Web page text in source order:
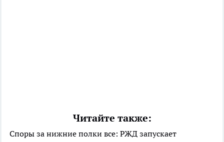
Читайте также:
Споры за нижние полки все: РЖД запускает